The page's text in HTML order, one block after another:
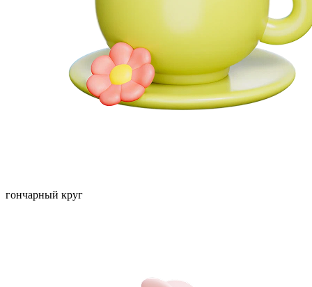
гончарный круг